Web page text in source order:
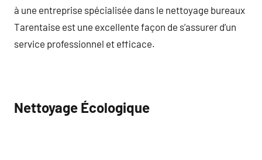
à une entreprise spécialisée dans le nettoyage bureaux
Tarentaise est une excellente façon de s’assurer d’un
service professionnel et efficace.
Nettoyage Écologique